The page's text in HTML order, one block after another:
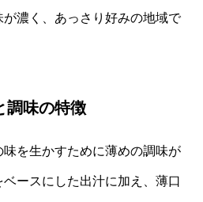
濃く、あっさり好みの地域で
調味の特徴
を生かすために薄めの調味が
ースにした出汁に加え、薄口